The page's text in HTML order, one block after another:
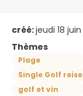
créé:jeudi 18
Thèmes
Plage
Single Golf reise
golf et vin